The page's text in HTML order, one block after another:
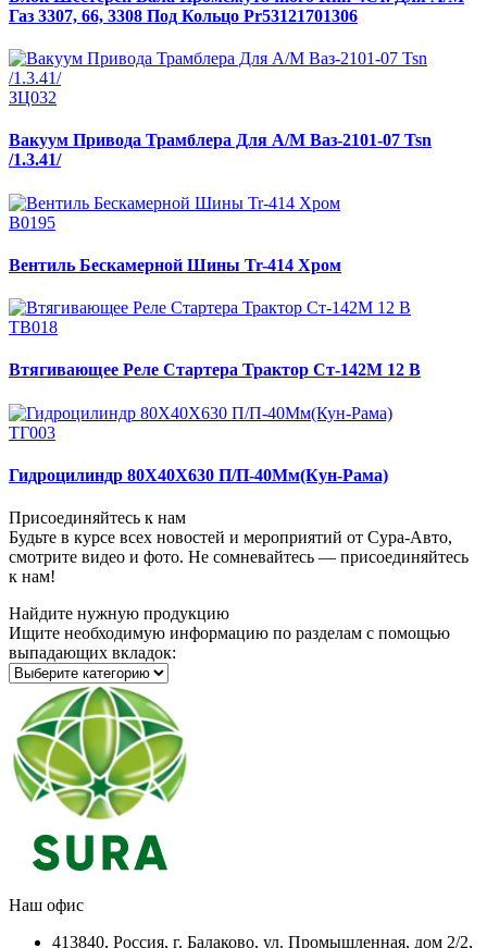
Газ 3307, 66, 3308 Под Кольцо Pr53121701306
ЗЦ032
Вакуум Привода Трамблера Для А/М Ваз-2101-07 Tsn
/1.3.41/
В0195
Вентиль Бескамерной Шины Tr-414 Хром
ТВ018
Втягивающее Реле Стартера Трактор Ст-142М 12 В
ТГ003
Гидроцилиндр 80Х40Х630 П/П-40Мм(Кун-Рама)
Присоединяйтесь к нам
Будьте в курсе всех новостей и мероприятий от Сура-Авто,
смотрите видео и фото. Не сомневайтесь — присоединяйтесь
к нам!
Найдите нужную продукцию
Ищите необходимую информацию по разделам с помощью
выпадающих вкладок:
Наш офис
413840, Россия, г. Балаково, ул. Промышленная, дом 2/2,